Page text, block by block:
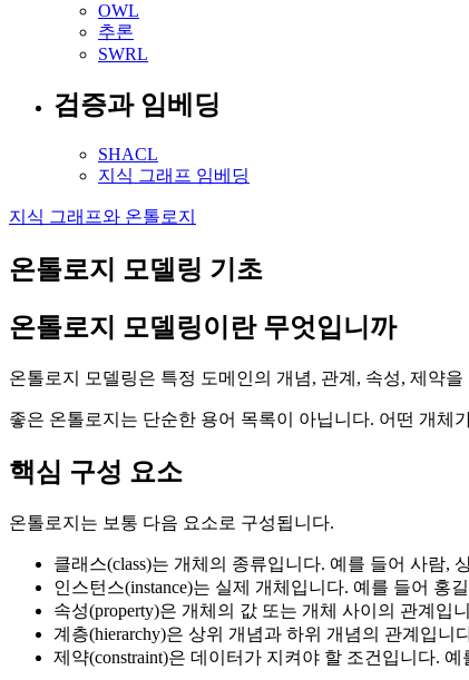
OWL
추론
SWRL
검증과 임베딩
SHACL
지식 그래프 임베딩
지식 그래프와 온톨로지
온톨로지 모델링 기초
온톨로지 모델링이란 무엇입니까
온톨로지 모델링은 특정 도메인의 개념, 관계, 속성, 제약
좋은 온톨로지는 단순한 용어 목록이 아닙니다. 어떤 개체
핵심 구성 요소
온톨로지는 보통 다음 요소로 구성됩니다.
클래스(class)는 개체의 종류입니다. 예를 들어 사람,
인스턴스(instance)는 실제 개체입니다. 예를 들어 홍
속성(property)은 개체의 값 또는 개체 사이의 관계입
계층(hierarchy)은 상위 개념과 하위 개념의 관계입
제약(constraint)은 데이터가 지켜야 할 조건입니다.